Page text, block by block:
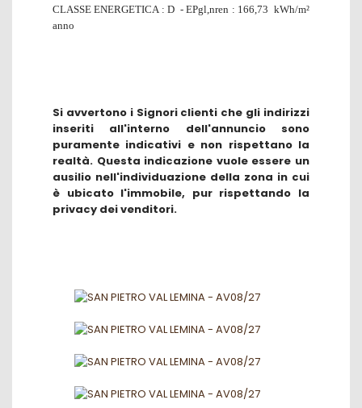
CLASSE ENERGETICA : D - EPgl,nren : 166,73 kWh/m²
anno
Si avvertono i Signori clienti che gli indirizzi
inseriti all'interno dell'annuncio sono
puramente indicativi e non rispettano la
realtà. Questa indicazione vuole essere un
ausilio nell'individuazione della zona in cui
è ubicato l'immobile, pur rispettando la
privacy dei venditori.